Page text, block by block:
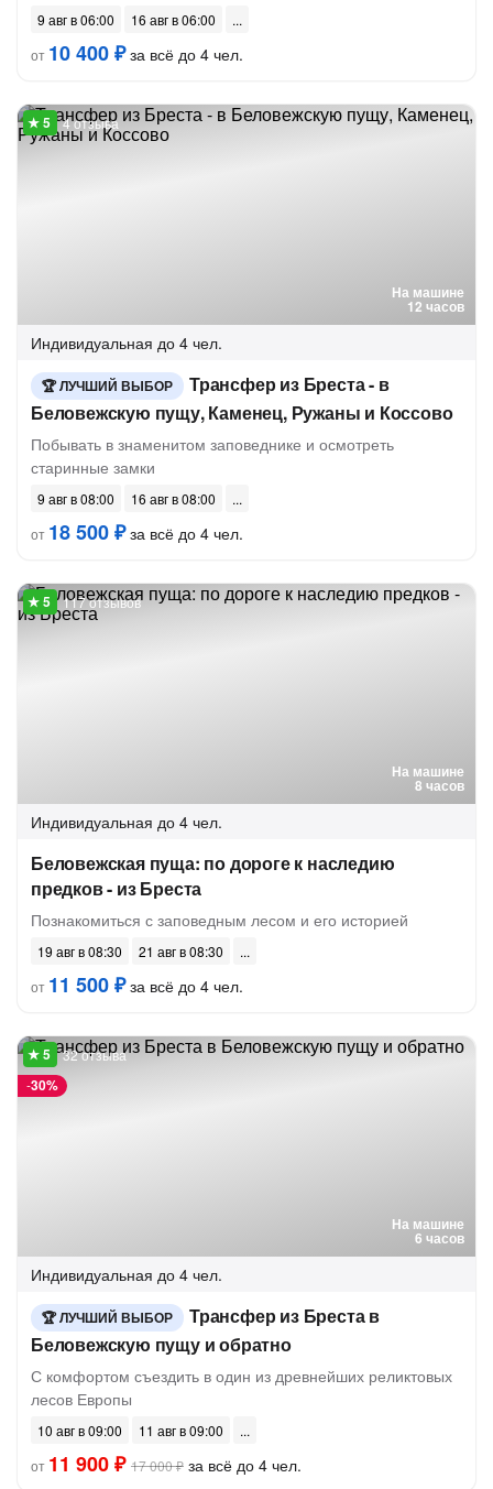
9 авг в 06:00
16 авг в 06:00
от 10 400 ₽за всё до 4 чел.
На машине
12 часов
4 отзыва
Индивидуальная до 4 чел.
ЛУЧШИЙ ВЫБОР
Трансфер из Бреста - в
Беловежскую пущу, Каменец, Ружаны и Коссово
Побывать в знаменитом заповеднике и осмотреть
старинные замки
9 авг в 08:00
16 авг в 08:00
от 18 500 ₽за всё до 4 чел.
На машине
8 часов
117 отзывов
Индивидуальная до 4 чел.
Беловежская пуща: по дороге к наследию
предков - из Бреста
Познакомиться с заповедным лесом и его историей
19 авг в 08:30
21 авг в 08:30
от 11 500 ₽за всё до 4 чел.
На машине
6 часов
-30%
32 отзыва
Индивидуальная до 4 чел.
ЛУЧШИЙ ВЫБОР
Трансфер из Бреста в
Беловежскую пущу и обратно
С комфортом съездить в один из древнейших реликтовых
лесов Европы
10 авг в 09:00
11 авг в 09:00
от 11 900 ₽ 17 000 ₽ за всё до 4 чел.